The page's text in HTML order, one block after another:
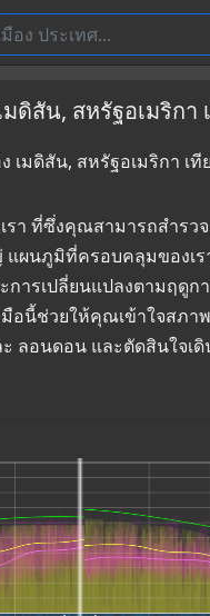
ดิสัน, สหรัฐอเมริก
มดิสัน, สหรัฐอเมริกา เ
า ที่ซึ่งคุณสามารถสำรว
ผนภูมิที่ครอบคลุมของเร
รเปลี่ยนแปลงตามฤดูก
อนี้ช่วยให้คุณเข้าใจสภ
ลอนดอน และตัดสินใจ